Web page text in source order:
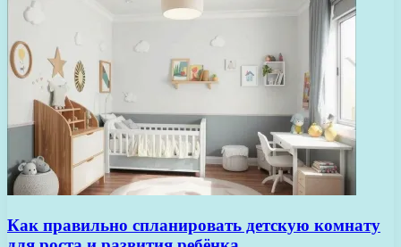
Как правильно спланировать детскую комнату